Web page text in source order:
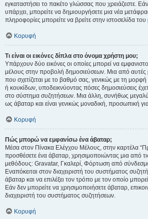
εγκαταστήσει το πακέτο γλώσσας που χρειάζεστε.
υπάρχει, μπορείτε να δημιουργήσετε μια νέα
πληροφορίες μπορείτε να βρείτε στην ιστοσελίδα του
Κορυφή
Τι είναι οι εικόνες δίπλα στο όνομα χρήστη μου;
Υπάρχουν δύο εικόνες οι οποίες μπορεί να
μέλους στην προβολή δημοσιεύσεων. Μια από αυτές
που σχετίζεται με το βαθμό σας, γενικώς με τη
ή κουκίδων, υποδεικνύοντας πόσες δημοσιεύσεις
στο σύστημα συζητήσεων. Μια άλλη, συνήθως
ως άβαταρ και είναι γενικώς μοναδική, προσωπική
Κορυφή
Πώς μπορώ να εμφανίσω ένα άβαταρ;
Μέσα στον Πίνακα Ελέγχου Μέλους, στην καρτέλα
προσθέσετε ένα άβαταρ, χρησιμοποιώντας μια από
μεθόδους: Gravatar, Γκαλερί, Φόρτωση από
Εναπόκειται στον διαχειριστή του συστήματος
άβαταρ και να επιλέξει τον τρόπο με τον οποίο
Εάν δεν μπορείτε να χρησιμοποιήσετε άβαταρ,
διαχειριστή του συστήματος συζητήσεων.
Κορυφή